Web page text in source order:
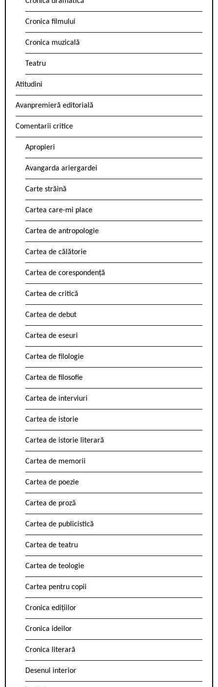
Cronica filmului
Cronica muzicală
Teatru
Atitudini
Avanpremieră editorială
Comentarii critice
Apropieri
Avangarda ariergardei
Carte străină
Cartea care-mi place
Cartea de antropologie
Cartea de călătorie
Cartea de corespondență
Cartea de critică
Cartea de debut
Cartea de eseuri
Cartea de filologie
Cartea de filosofie
Cartea de interviuri
Cartea de istorie
Cartea de istorie literară
Cartea de memorii
Cartea de poezie
Cartea de proză
Cartea de publicistică
Cartea de teatru
Cartea de teologie
Cartea pentru copii
Cronica edițiilor
Cronica ideilor
Cronica literară
Desenul interior